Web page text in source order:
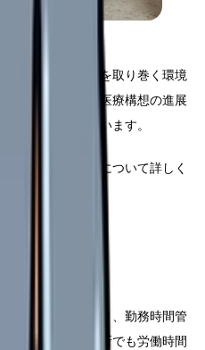
おける医師採用を取り巻く環境
き方改革や地域医療構想の進展
変革期を迎えています。
ための基本戦略について詳しく
市場の特徴
働き方改革により、勤務時間管
伴い、無床診療所でも労働時間